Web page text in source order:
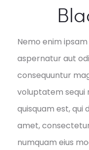
Nemo enim
aspernatur aut
consequuntur
voluptatem sequi
quisquam est, qui
amet,
numquam eius